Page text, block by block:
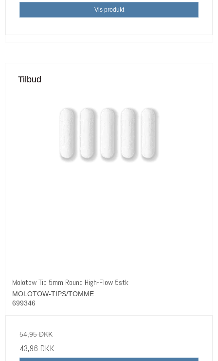
Vis produkt
Tilbud
Molotow Tip 5mm Round High-Flow 5stk
MOLOTOW-TIPS/TOMME
699346
54,95 DKK
43,96 DKK